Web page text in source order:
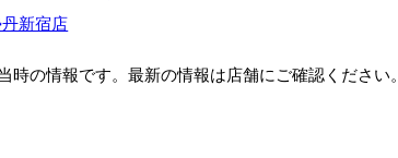
新宿店
の情報です。最新の情報は店舗にご確認ください。